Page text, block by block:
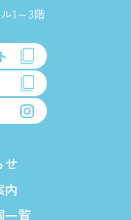
1～3階
せ
内
一覧